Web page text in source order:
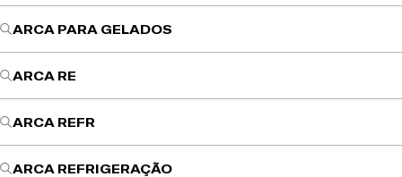
ARCA PARA GELADOS
ARCA RE
ARCA REFR
ARCA REFRIGERAÇÃO